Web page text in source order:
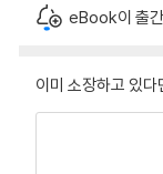
eBook이 출
이미 소장하고 있다